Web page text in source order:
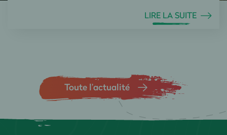
LIRE LA SUITE
Toute l’actualité